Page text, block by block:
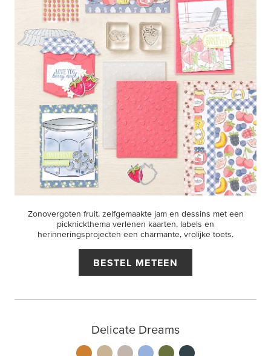
Zonovergoten fruit, zelfgemaakte jam en dessins met een
picknickthema verlenen kaarten, labels en
herinneringsprojecten een charmante, vrolijke toets.
BESTEL METEEN
Delicate Dreams